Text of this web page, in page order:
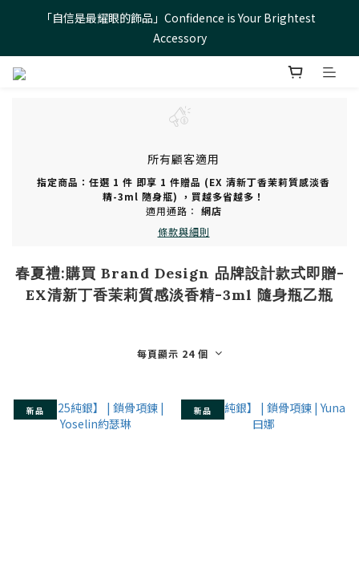
「自信是最耀眼的飾品」Confidence is Your Brightest
Accessory
「自信是最耀眼的飾品」Confidence is Your Brightest
Accessory
優雅日常，從這裡開始-Everyday Elegance Starts Here
「自信是最耀眼的飾品」Confidence is Your Brightest
Accessory
所有顧客適用
指定商品：任選 1 件 即享 1 件贈品 (EX 清新丁香茉莉質感淡香
精-3ml 隨身瓶) ，買越多省越多！
適用通路： 網店
條款與細則
春夏禮:購買 Brand Design 品牌設計款式即贈-
EX清新丁香茉莉質感淡香精-3ml 隨身瓶乙瓶
每頁顯示 24 個
新品 新品